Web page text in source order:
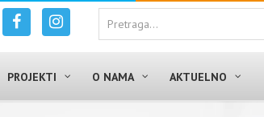
PROJEKTI O NAMA AKTUELNO